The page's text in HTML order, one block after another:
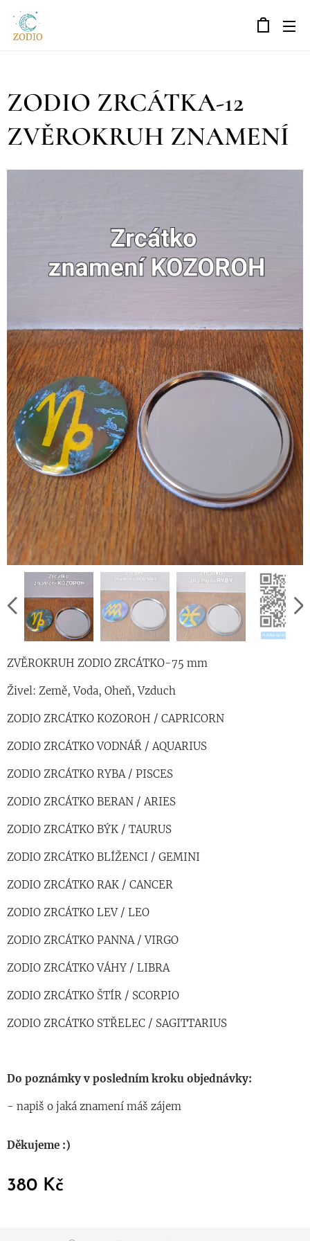
ZODIO ZRCÁTKA-12
ZVĚROKRUH ZNAMENÍ
ZVĚROKRUH ZODIO ZRCÁTKO-75 mm
Živel: Země, Voda, Oheň, Vzduch
ZODIO ZRCÁTKO KOZOROH / CAPRICORN
ZODIO ZRCÁTKO VODNÁŘ / AQUARIUS
ZODIO ZRCÁTKO RYBA / PISCES
ZODIO ZRCÁTKO BERAN / ARIES
ZODIO ZRCÁTKO BÝK / TAURUS
ZODIO ZRCÁTKO BLÍŽENCI / GEMINI
ZODIO ZRCÁTKO RAK / CANCER
ZODIO ZRCÁTKO LEV / LEO
ZODIO ZRCÁTKO PANNA / VIRGO
ZODIO ZRCÁTKO VÁHY / LIBRA
ZODIO ZRCÁTKO ŠTÍR / SCORPIO
ZODIO ZRCÁTKO STŘELEC / SAGITTARIUS
Do poznámky v posledním kroku objednávky:
- napiš o jaká znamení máš zájem
Děkujeme :)
380 Kč